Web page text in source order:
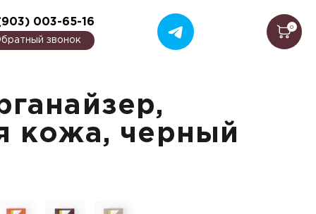
003-65-16
звонок
0
кожа, черный